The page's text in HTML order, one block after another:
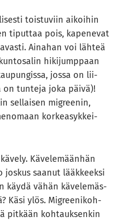
tois­tu­viin ai­koi­hin
ti­put­taa pois, ka­pe­ne­vat
Ai­na­han voi läh­teä
hi­ki­jump­paan
jossa on lii­
on tun­te­ja joka päivä)!
sel­lai­sen migree­nin,
kor­kea­syk­kei­
Kä­ve­le­mään­hän
jos­kus saa­nut lääk­keek­si
käydä vähän kä­ve­le­mäs­
Käsi ylös. Migree­ni­koh­
pit­kään koh­tauk­sen­kin